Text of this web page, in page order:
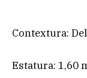
Contextura:
Estatura: 1,60